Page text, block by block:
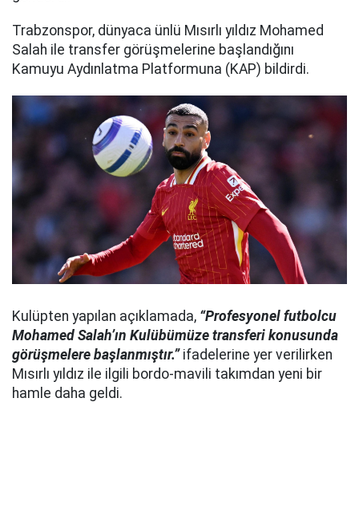
Trabzonspor, dünyaca ünlü Mısırlı yıldız Mohamed
Salah ile transfer görüşmelerine başlandığını
Kamuyu Aydınlatma Platformuna (KAP) bildirdi.
Kulüpten yapılan açıklamada, “Profesyonel futbolcu
Mohamed Salah’ın Kulübümüze transferi konusunda
görüşmelere başlanmıştır.”ifadelerine yer verilirken
Mısırlı yıldız ile ilgili bordo-mavili takımdan yeni bir
hamle daha geldi.